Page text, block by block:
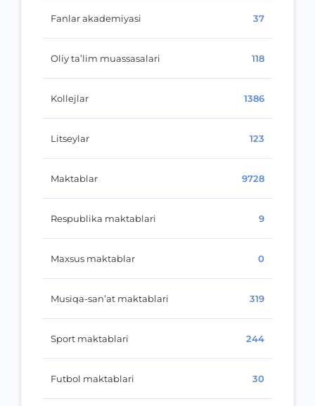
Fanlar akademiyasi 37
Oliy ta’lim muassasalari 118
Kollejlar 1386
Litseylar 123
Maktablar 9728
Respublika maktablari 9
Maxsus maktablar 0
Musiqa-san’at maktablari 319
Sport maktablari 244
Futbol maktablari 30